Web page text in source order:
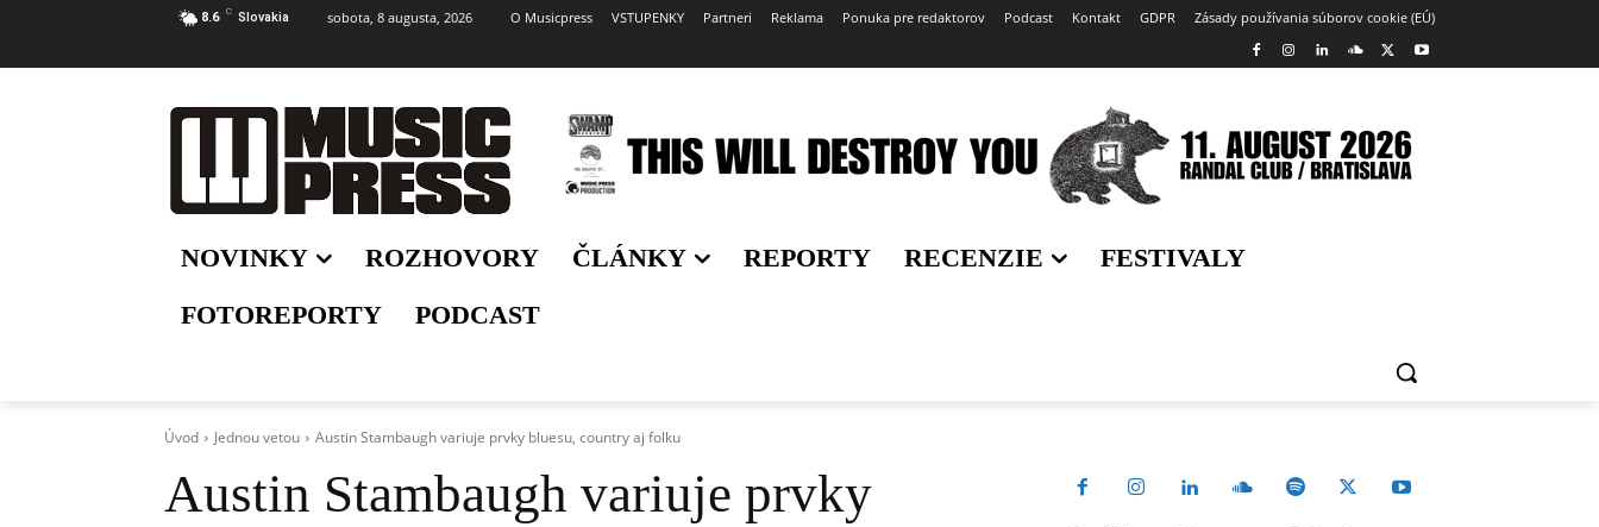
8.6 C Slovakia sobota, 8 augusta, 2026 O Musicpress VSTUPENKY Partneri Reklama Ponuka pre redaktorov Podcast Kontakt GDPR Zásady používania súborov cookie (EÚ)
NOVINKY ROZHOVORY ČLÁNKY REPORTY RECENZIE
FESTIVALY
FOTOREPORTY
PODCAST
Úvod Jednou vetou Austin Stambaugh variuje prvky bluesu, country aj folku
Austin Stambaugh variuje prvky